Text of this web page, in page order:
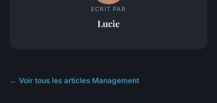
ECRIT PAR
Lucie
← Voir tous les articles Management